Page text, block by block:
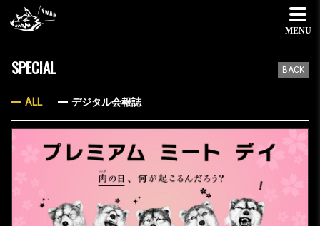
MENU
SPECIAL BACK
ALL デジタル会報誌